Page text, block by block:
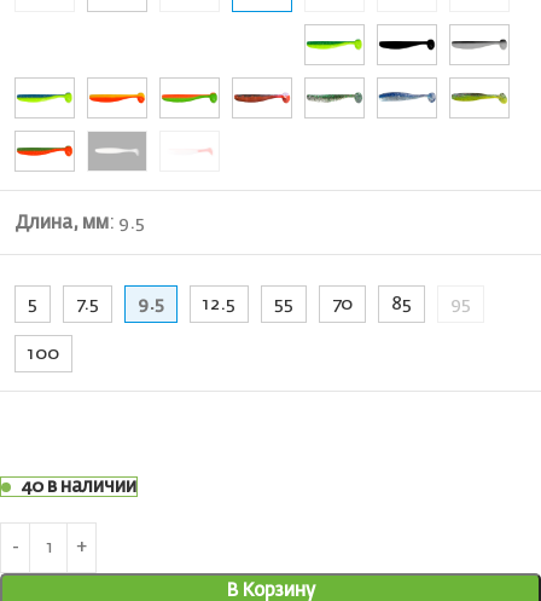
Длина, мм: 9.5
5 7.5 9.5 12.5 55 70 85 95
100
40 в наличии
В Корзину